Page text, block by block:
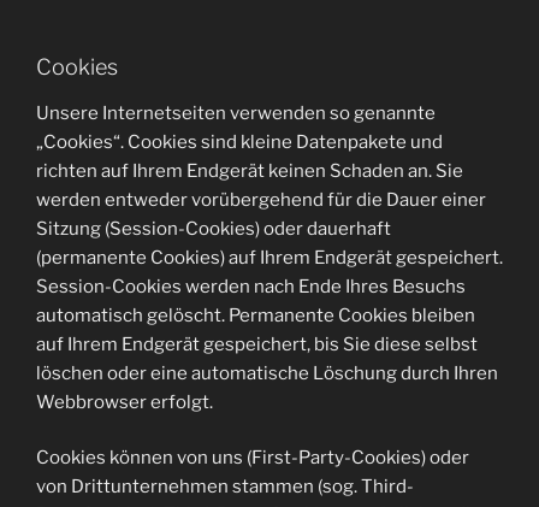
Cookies
Unsere Internetseiten verwenden so genannte
„Cookies“. Cookies sind kleine Datenpakete und
richten auf Ihrem Endgerät keinen Schaden an. Sie
werden entweder vorübergehend für die Dauer einer
Sitzung (Session-Cookies) oder dauerhaft
(permanente Cookies) auf Ihrem Endgerät gespeichert.
Session-Cookies werden nach Ende Ihres Besuchs
automatisch gelöscht. Permanente Cookies bleiben
auf Ihrem Endgerät gespeichert, bis Sie diese selbst
löschen oder eine automatische Löschung durch Ihren
Webbrowser erfolgt.
Cookies können von uns (First-Party-Cookies) oder
von Drittunternehmen stammen (sog. Third-